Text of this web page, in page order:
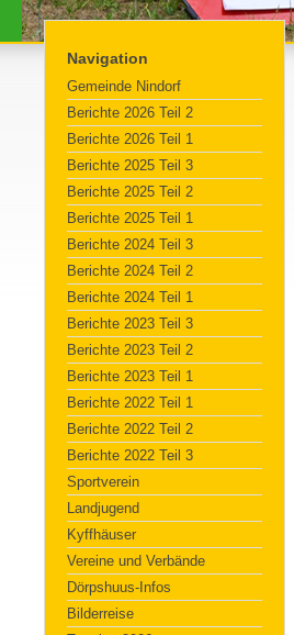
Navigation
Gemeinde Nindorf
Berichte 2026 Teil 2
Berichte 2026 Teil 1
Berichte 2025 Teil 3
Berichte 2025 Teil 2
Berichte 2025 Teil 1
Berichte 2024 Teil 3
Berichte 2024 Teil 2
Berichte 2024 Teil 1
Berichte 2023 Teil 3
Berichte 2023 Teil 2
Berichte 2023 Teil 1
Berichte 2022 Teil 1
Berichte 2022 Teil 2
Berichte 2022 Teil 3
Sportverein
Landjugend
Kyffhäuser
Vereine und Verbände
Dörpshuus-Infos
Bilderreise